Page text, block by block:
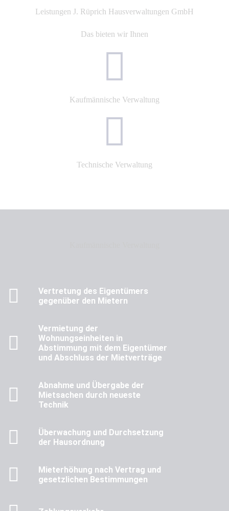
Leistungen J. Rüprich Hausverwaltungen GmbH
Das bieten wir Ihnen
Kaufmännische Verwaltung
Technische Verwaltung
Vertretung des Eigentümers
gegenüber den Mietern
Vermietung der
Wohnungseinheiten in
Abstimmung mit dem Eigentümer
und Abschluss der Mietverträge
Abnahme und Übergabe der
Mietsachen durch neueste
Technik
Überwachung und Durchsetzung
der Hausordnung
Mieterhöhung nach Vertrag und
gesetzlichen Bestimmungen